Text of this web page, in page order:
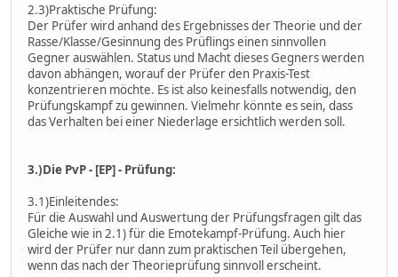
2.3)Praktische Prüfung:
Der Prüfer wird anhand des Ergebnisses der Theorie und der
Rasse/Klasse/Gesinnung des Prüflings einen sinnvollen
Gegner auswählen. Status und Macht dieses Gegners werden
davon abhängen, worauf der Prüfer den Praxis-Test
konzentrieren möchte. Es ist also keinesfalls notwendig, den
Prüfungskampf zu gewinnen. Vielmehr könnte es sein, dass
das Verhalten bei einer Niederlage ersichtlich werden soll.
3.)Die PvP - [EP] - Prüfung:
3.1)Einleitendes:
Für die Auswahl und Auswertung der Prüfungsfragen gilt das
Gleiche wie in 2.1) für die Emotekampf-Prüfung. Auch hier
wird der Prüfer nur dann zum praktischen Teil übergehen,
wenn das nach der Theorieprüfung sinnvoll erscheint.